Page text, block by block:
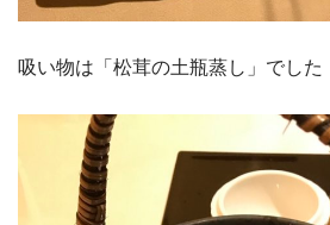
吸い物は「松茸の土瓶蒸し」でした